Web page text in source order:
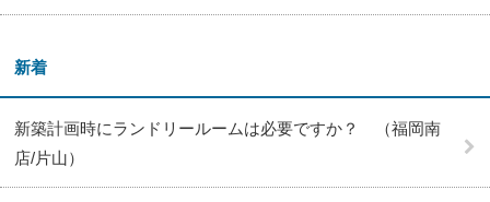
新着
新築計画時にランドリールームは必要ですか？ （福岡南
店/片山）